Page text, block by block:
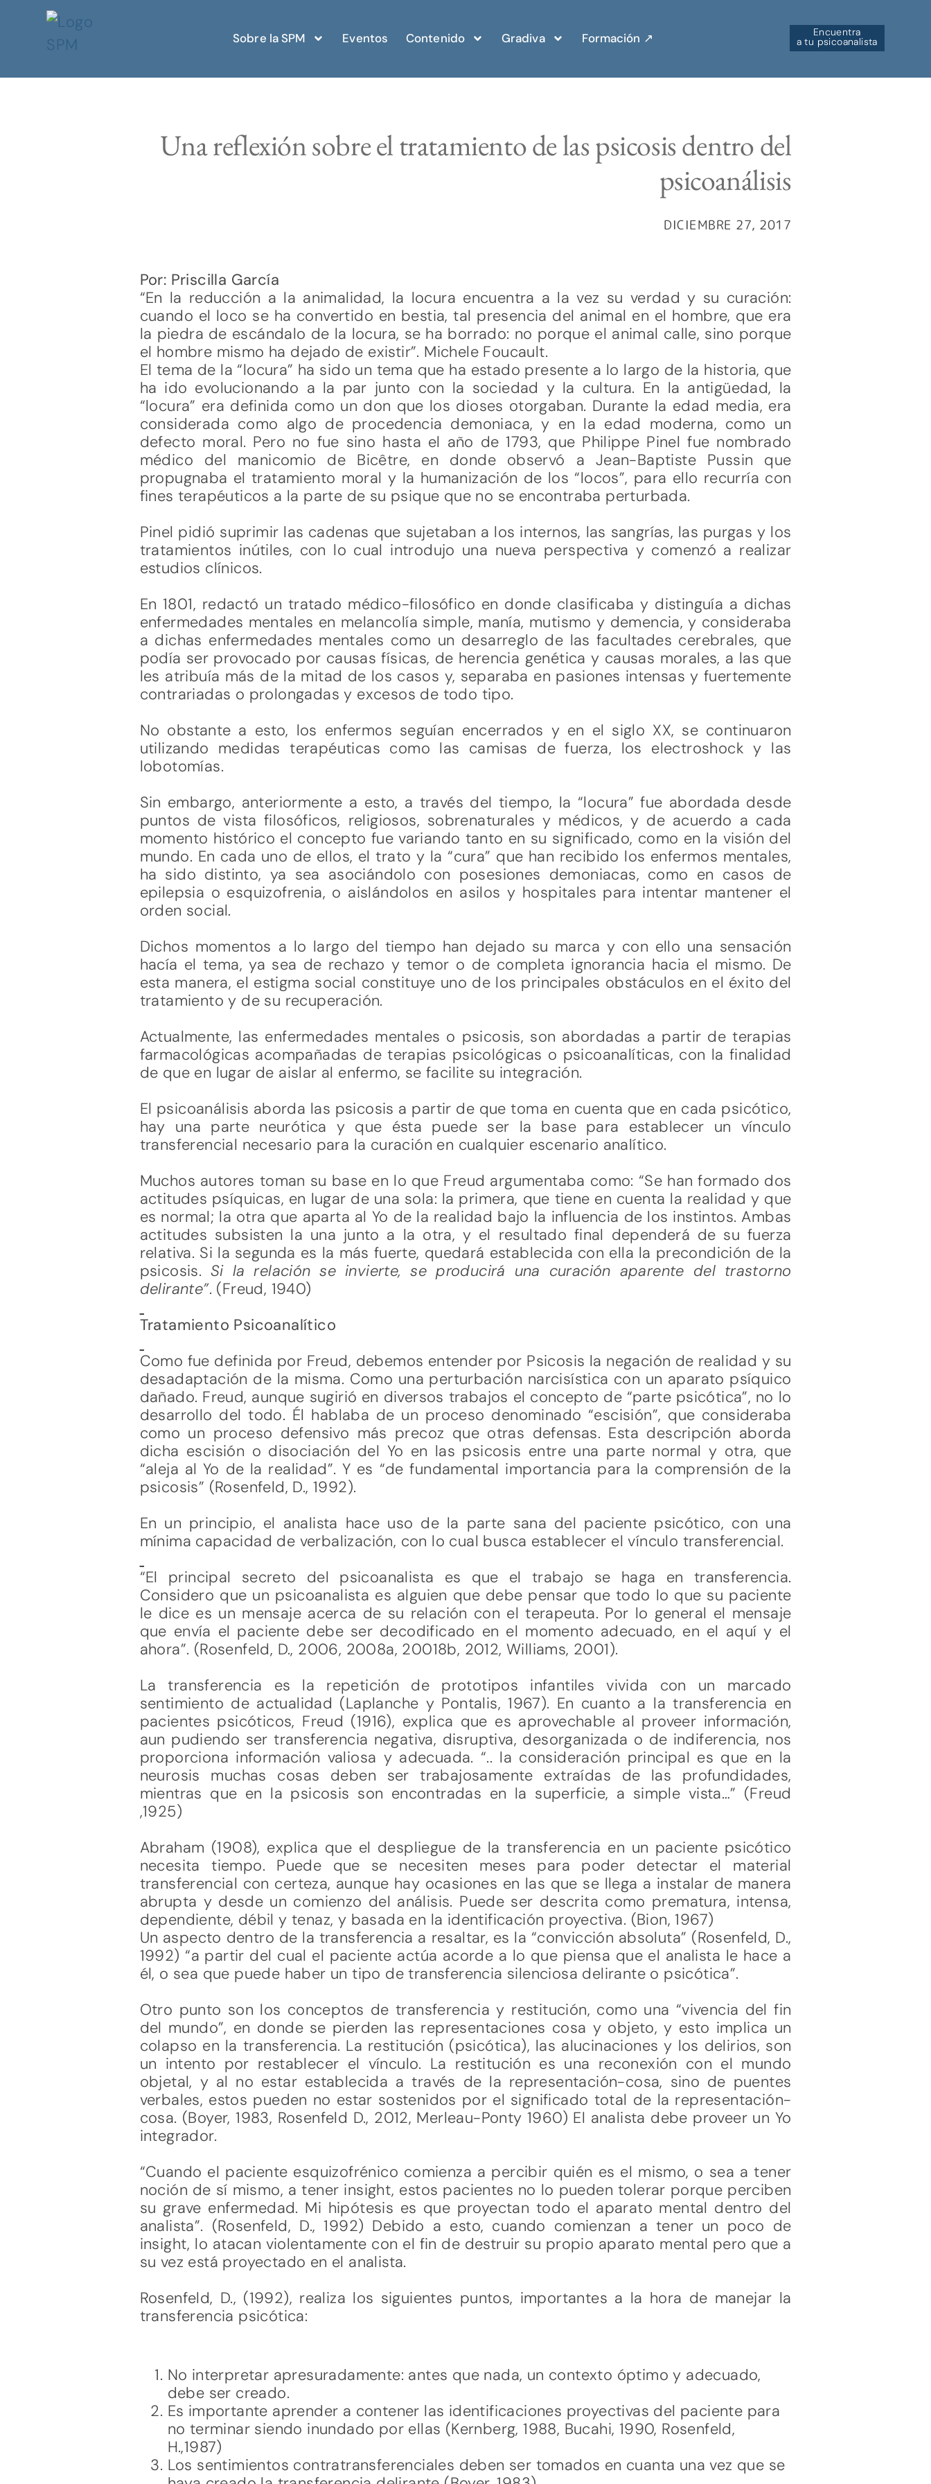
Sobre la SPM Eventos Contenido Gradiva Formación ↗︎ Encuentra
a tu psicoanalista
Una reflexión sobre el tratamiento de las psicosis dentro del
psicoanálisis
DICIEMBRE 27, 2017
Por: Priscilla García
“En la reducción a la animalidad, la locura encuentra a la vez su verdad y su curación:
cuando el loco se ha convertido en bestia, tal presencia del animal en el hombre, que era
la piedra de escándalo de la locura, se ha borrado: no porque el animal calle, sino porque
el hombre mismo ha dejado de existir”. Michele Foucault.
El tema de la “locura” ha sido un tema que ha estado presente a lo largo de la historia, que
ha ido evolucionando a la par junto con la sociedad y la cultura. En la antigüedad, la
“locura” era definida como un don que los dioses otorgaban. Durante la edad media, era
considerada como algo de procedencia demoniaca, y en la edad moderna, como un
defecto moral. Pero no fue sino hasta el año de 1793, que Philippe Pinel fue nombrado
médico del manicomio de Bicêtre, en donde observó a Jean-Baptiste Pussin que
propugnaba el tratamiento moral y la humanización de los “locos”, para ello recurría con
fines terapéuticos a la parte de su psique que no se encontraba perturbada.
Pinel pidió suprimir las cadenas que sujetaban a los internos, las sangrías, las purgas y los
tratamientos inútiles, con lo cual introdujo una nueva perspectiva y comenzó a realizar
estudios clínicos.
En 1801, redactó un tratado médico-filosófico en donde clasificaba y distinguía a dichas
enfermedades mentales en melancolía simple, manía, mutismo y demencia, y consideraba
a dichas enfermedades mentales como un desarreglo de las facultades cerebrales, que
podía ser provocado por causas físicas, de herencia genética y causas morales, a las que
les atribuía más de la mitad de los casos y, separaba en pasiones intensas y fuertemente
contrariadas o prolongadas y excesos de todo tipo.
No obstante a esto, los enfermos seguían encerrados y en el siglo XX, se continuaron
utilizando medidas terapéuticas como las camisas de fuerza, los electroshock y las
lobotomías.
Sin embargo, anteriormente a esto, a través del tiempo, la “locura” fue abordada desde
puntos de vista filosóficos, religiosos, sobrenaturales y médicos, y de acuerdo a cada
momento histórico el concepto fue variando tanto en su significado, como en la visión del
mundo. En cada uno de ellos, el trato y la “cura” que han recibido los enfermos mentales,
ha sido distinto, ya sea asociándolo con posesiones demoniacas, como en casos de
epilepsia o esquizofrenia, o aislándolos en asilos y hospitales para intentar mantener el
orden social.
Dichos momentos a lo largo del tiempo han dejado su marca y con ello una sensación
hacía el tema, ya sea de rechazo y temor o de completa ignorancia hacia el mismo. De
esta manera, el estigma social constituye uno de los principales obstáculos en el éxito del
tratamiento y de su recuperación.
Actualmente, las enfermedades mentales o psicosis, son abordadas a partir de terapias
farmacológicas acompañadas de terapias psicológicas o psicoanalíticas, con la finalidad
de que en lugar de aislar al enfermo, se facilite su integración.
El psicoanálisis aborda las psicosis a partir de que toma en cuenta que en cada psicótico,
hay una parte neurótica y que ésta puede ser la base para establecer un vínculo
transferencial necesario para la curación en cualquier escenario analítico.
Muchos autores toman su base en lo que Freud argumentaba como: “Se han formado dos
actitudes psíquicas, en lugar de una sola: la primera, que tiene en cuenta la realidad y que
es normal; la otra que aparta al Yo de la realidad bajo la influencia de los instintos. Ambas
actitudes subsisten la una junto a la otra, y el resultado final dependerá de su fuerza
relativa. Si la segunda es la más fuerte, quedará establecida con ella la precondición de la
psicosis.Si la relación se invierte, se producirá una curación aparente del trastorno
delirante”. (Freud, 1940)
Tratamiento Psicoanalítico
Como fue definida por Freud, debemos entender por Psicosis la negación de realidad y su
desadaptación de la misma. Como una perturbación narcisística con un aparato psíquico
dañado. Freud, aunque sugirió en diversos trabajos el concepto de “parte psicótica”, no lo
desarrollo del todo. Él hablaba de un proceso denominado “escisión”, que consideraba
como un proceso defensivo más precoz que otras defensas. Esta descripción aborda
dicha escisión o disociación del Yo en las psicosis entre una parte normal y otra, que
“aleja al Yo de la realidad”. Y es “de fundamental importancia para la comprensión de la
psicosis” (Rosenfeld, D., 1992).
En un principio, el analista hace uso de la parte sana del paciente psicótico, con una
mínima capacidad de verbalización, con lo cual busca establecer el vínculo transferencial.
“El principal secreto del psicoanalista es que el trabajo se haga en transferencia.
Considero que un psicoanalista es alguien que debe pensar que todo lo que su paciente
le dice es un mensaje acerca de su relación con el terapeuta. Por lo general el mensaje
que envía el paciente debe ser decodificado en el momento adecuado, en el aquí y el
ahora”. (Rosenfeld, D., 2006, 2008a, 20018b, 2012, Williams, 2001).
La transferencia es la repetición de prototipos infantiles vivida con un marcado
sentimiento de actualidad (Laplanche y Pontalis, 1967). En cuanto a la transferencia en
pacientes psicóticos, Freud (1916), explica que es aprovechable al proveer información,
aun pudiendo ser transferencia negativa, disruptiva, desorganizada o de indiferencia, nos
proporciona información valiosa y adecuada. “.. la consideración principal es que en la
neurosis muchas cosas deben ser trabajosamente extraídas de las profundidades,
mientras que en la psicosis son encontradas en la superficie, a simple vista…” (Freud
,1925)
Abraham (1908), explica que el despliegue de la transferencia en un paciente psicótico
necesita tiempo. Puede que se necesiten meses para poder detectar el material
transferencial con certeza, aunque hay ocasiones en las que se llega a instalar de manera
abrupta y desde un comienzo del análisis. Puede ser descrita como prematura, intensa,
dependiente, débil y tenaz, y basada en la identificación proyectiva. (Bion, 1967)
Un aspecto dentro de la transferencia a resaltar, es la “convicción absoluta” (Rosenfeld, D.,
1992) “a partir del cual el paciente actúa acorde a lo que piensa que el analista le hace a
él, o sea que puede haber un tipo de transferencia silenciosa delirante o psicótica”.
Otro punto son los conceptos de transferencia y restitución, como una “vivencia del fin
del mundo”, en donde se pierden las representaciones cosa y objeto, y esto implica un
colapso en la transferencia. La restitución (psicótica), las alucinaciones y los delirios, son
un intento por restablecer el vínculo. La restitución es una reconexión con el mundo
objetal, y al no estar establecida a través de la representación-cosa, sino de puentes
verbales, estos pueden no estar sostenidos por el significado total de la representación-
cosa. (Boyer, 1983, Rosenfeld D., 2012, Merleau-Ponty 1960) El analista debe proveer un Yo
integrador.
“Cuando el paciente esquizofrénico comienza a percibir quién es el mismo, o sea a tener
noción de sí mismo, a tener insight, estos pacientes no lo pueden tolerar porque perciben
su grave enfermedad. Mi hipótesis es que proyectan todo el aparato mental dentro del
analista”. (Rosenfeld, D., 1992) Debido a esto, cuando comienzan a tener un poco de
insight, lo atacan violentamente con el fin de destruir su propio aparato mental pero que a
su vez está proyectado en el analista.
Rosenfeld, D., (1992), realiza los siguientes puntos, importantes a la hora de manejar la
transferencia psicótica:
No interpretar apresuradamente: antes que nada, un contexto óptimo y adecuado,
debe ser creado.
Es importante aprender a contener las identificaciones proyectivas del paciente para
no terminar siendo inundado por ellas (Kernberg, 1988, Bucahi, 1990, Rosenfeld,
H.,1987)
Los sentimientos contratransferenciales deben ser tomados en cuanta una vez que se